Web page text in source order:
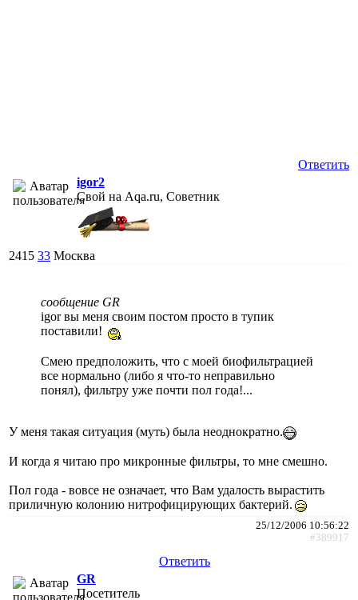
Ответить
igor2
Свой на Aqa.ru, Советник
2415 33 Москва
сообщение GR
igor вы меня своим постом просто в тупик
поставили!
Смею предположить, что с моей биофильтрацией
все нормально (либо я что-то неправильно
понял), фильтру уже почти пол года!...
У меня такая ситуация (муть) была неоднократно.
И когда я читаю про микронные фильтры, то мне смешно.
Пол года - вовсе не означает, что Вам удалость вырастить
приличную колонию нитрофицирующих бактерий.
25/12/2006 10:56:22
#389917
Ответить
GR
Посетитель